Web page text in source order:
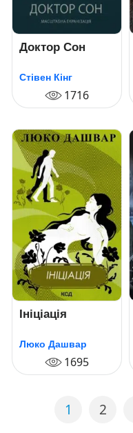
Доктор Сон
Стівен Кінг
1716
Ініціація
Люко Дашвар
1695
1 2